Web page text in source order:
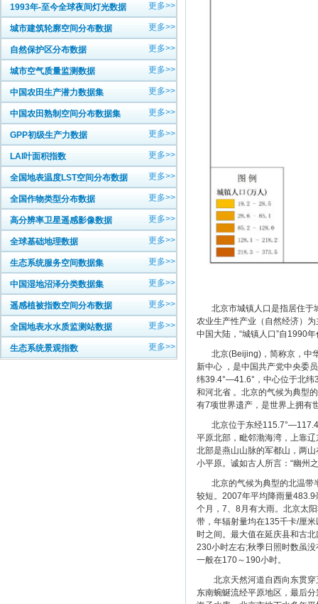
1993年-至今全球夜间灯光数据 更多>>
城市建筑轮廓空间分布数据 更多>>
自然保护区分布数据 更多>>
城市空气质量监测数据 更多>>
中国农田生产潜力数据集 更多>>
中国农田熟制空间分布数据集 更多>>
GPP初级生产力数据 更多>>
LAI叶面积指数 更多>>
全国地表温度LST空间分布数据 更多>>
全国作物类型分布数据 更多>>
高分辨率卫星遥感影像数据 更多>>
全球基础地理数据 更多>>
生态系统服务空间数据集 更多>>
中国湿地沼泽分类数据集 更多>>
遥感植被指数空间分布数据 更多>>
全国地表水水质监测站数据 更多>>
生态系统景观指数 更多>>
北京市城镇人口是指居住于城
农业生产性产业（自然经济）
中国大陆，“城镇人口”自1990
北京(Beijing)，简称京，中华
新中心 ，是中国共产党中央委
纬39.4°—41.6°，中心位于北纬
和河北省 。北京的气候为典型
有7项世界遗产，是世界上拥有
北京位于东经115.7°—117.4°
平原北部，毗邻渤海湾，上靠
北部是燕山山脉的军都山，两
小平原。诚如古人所言：“幽州
北京的气候为典型的北温带
较短。2007年平均降雨量
个月，7、8月有大雨。北京太
带，年辐射量均在135千卡/厘
时之间。最大值在延庆县和古
230小时左右;秋季日照时数虽
一般在170～190小时。
北京天然河道自西向东贯穿
东南蜿蜒流经平原地区，最后